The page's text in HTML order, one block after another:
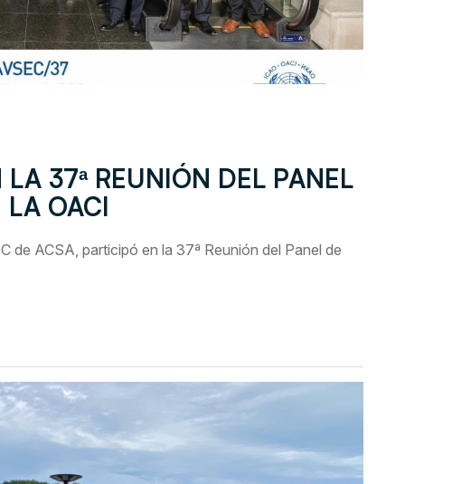
37ª REUNIÓN DEL PANEL
LA OACI
de ACSA, participó en la 37ª Reunión del Panel de